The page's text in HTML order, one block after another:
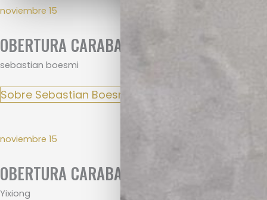
noviembre 15
OBERTURA CARABANCHEL
sebastian boesmi
Sobre Sebastian Boesmi
noviembre 15
OBERTURA CARABANCHEL
Yixiong